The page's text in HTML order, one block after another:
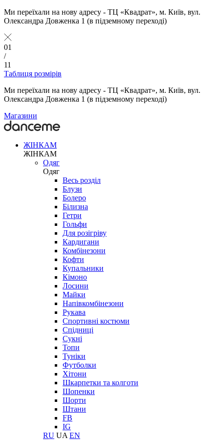
Ми переїхали на нову адресу - ТЦ «Квадрат», м. Київ, вул.
Олександра Довженка 1 (в підземному переході)
01
/
11
Таблиця розмірів
Ми переїхали на нову адресу - ТЦ «Квадрат», м. Київ, вул.
Олександра Довженка 1 (в підземному переході)
Магазини
ЖІНКАМ
ЖІНКАМ
Одяг
Одяг
Весь розділ
Блузи
Болеро
Білизна
Гетри
Гольфи
Для розігріву
Кардигани
Комбінезони
Кофти
Купальники
Кімоно
Лосини
Майки
Напівкомбінезони
Рукава
Спортивні костюми
Спідниці
Сукні
Топи
Туніки
Футболки
Хітони
Шкарпетки та колготи
Шопенки
Шорти
Штани
FB
IG
RU UA EN